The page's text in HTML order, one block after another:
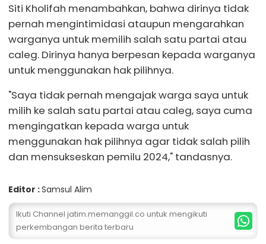
Siti Kholifah menambahkan, bahwa dirinya tidak
pernah mengintimidasi ataupun mengarahkan
warganya untuk memilih salah satu partai atau
caleg. Dirinya hanya berpesan kepada warganya
untuk menggunakan hak pilihnya.
"Saya tidak pernah mengajak warga saya untuk
milih ke salah satu partai atau caleg, saya cuma
mengingatkan kepada warga untuk
menggunakan hak pilihnya agar tidak salah pilih
dan mensukseskan pemilu 2024," tandasnya.
Editor :Samsul Alim
Ikuti Channel jatim.memanggil.co untuk mengikuti
perkembangan berita terbaru